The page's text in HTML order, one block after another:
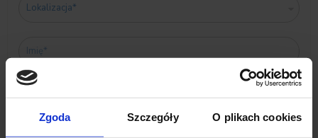
Zgoda Szczegóły O plikach cookies